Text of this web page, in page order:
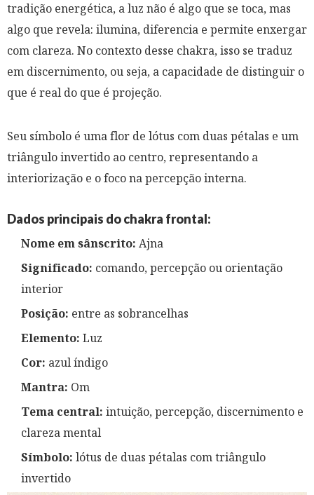
tradição energética, a luz não é algo que se toca, mas
algo que revela: ilumina, diferencia e permite enxergar
com clareza. No contexto desse chakra, isso se traduz
em discernimento, ou seja, a capacidade de distinguir o
que é real do que é projeção.
Seu símbolo é uma flor de lótus com duas pétalas e um
triângulo invertido ao centro, representando a
interiorização e o foco na percepção interna.
Dados principais do chakra frontal:
Nome em sânscrito: Ajna
Significado: comando, percepção ou orientação
interior
Posição: entre as sobrancelhas
Elemento: Luz
Cor: azul índigo
Mantra: Om
Tema central: intuição, percepção, discernimento e
clareza mental
Símbolo: lótus de duas pétalas com triângulo
invertido